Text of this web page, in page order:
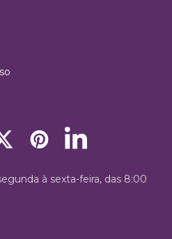
à sexta-feira, das 8:00